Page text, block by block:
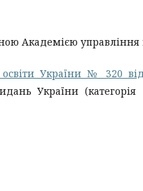
Академією управління
освіти України № 320
України (категорія